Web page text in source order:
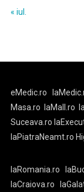
« iul.
eMedic.ro
Masa.ro
laMall.ro
Suceava.ro
laPiatraNeamt.ro
laRomania.ro
laCraiova.ro